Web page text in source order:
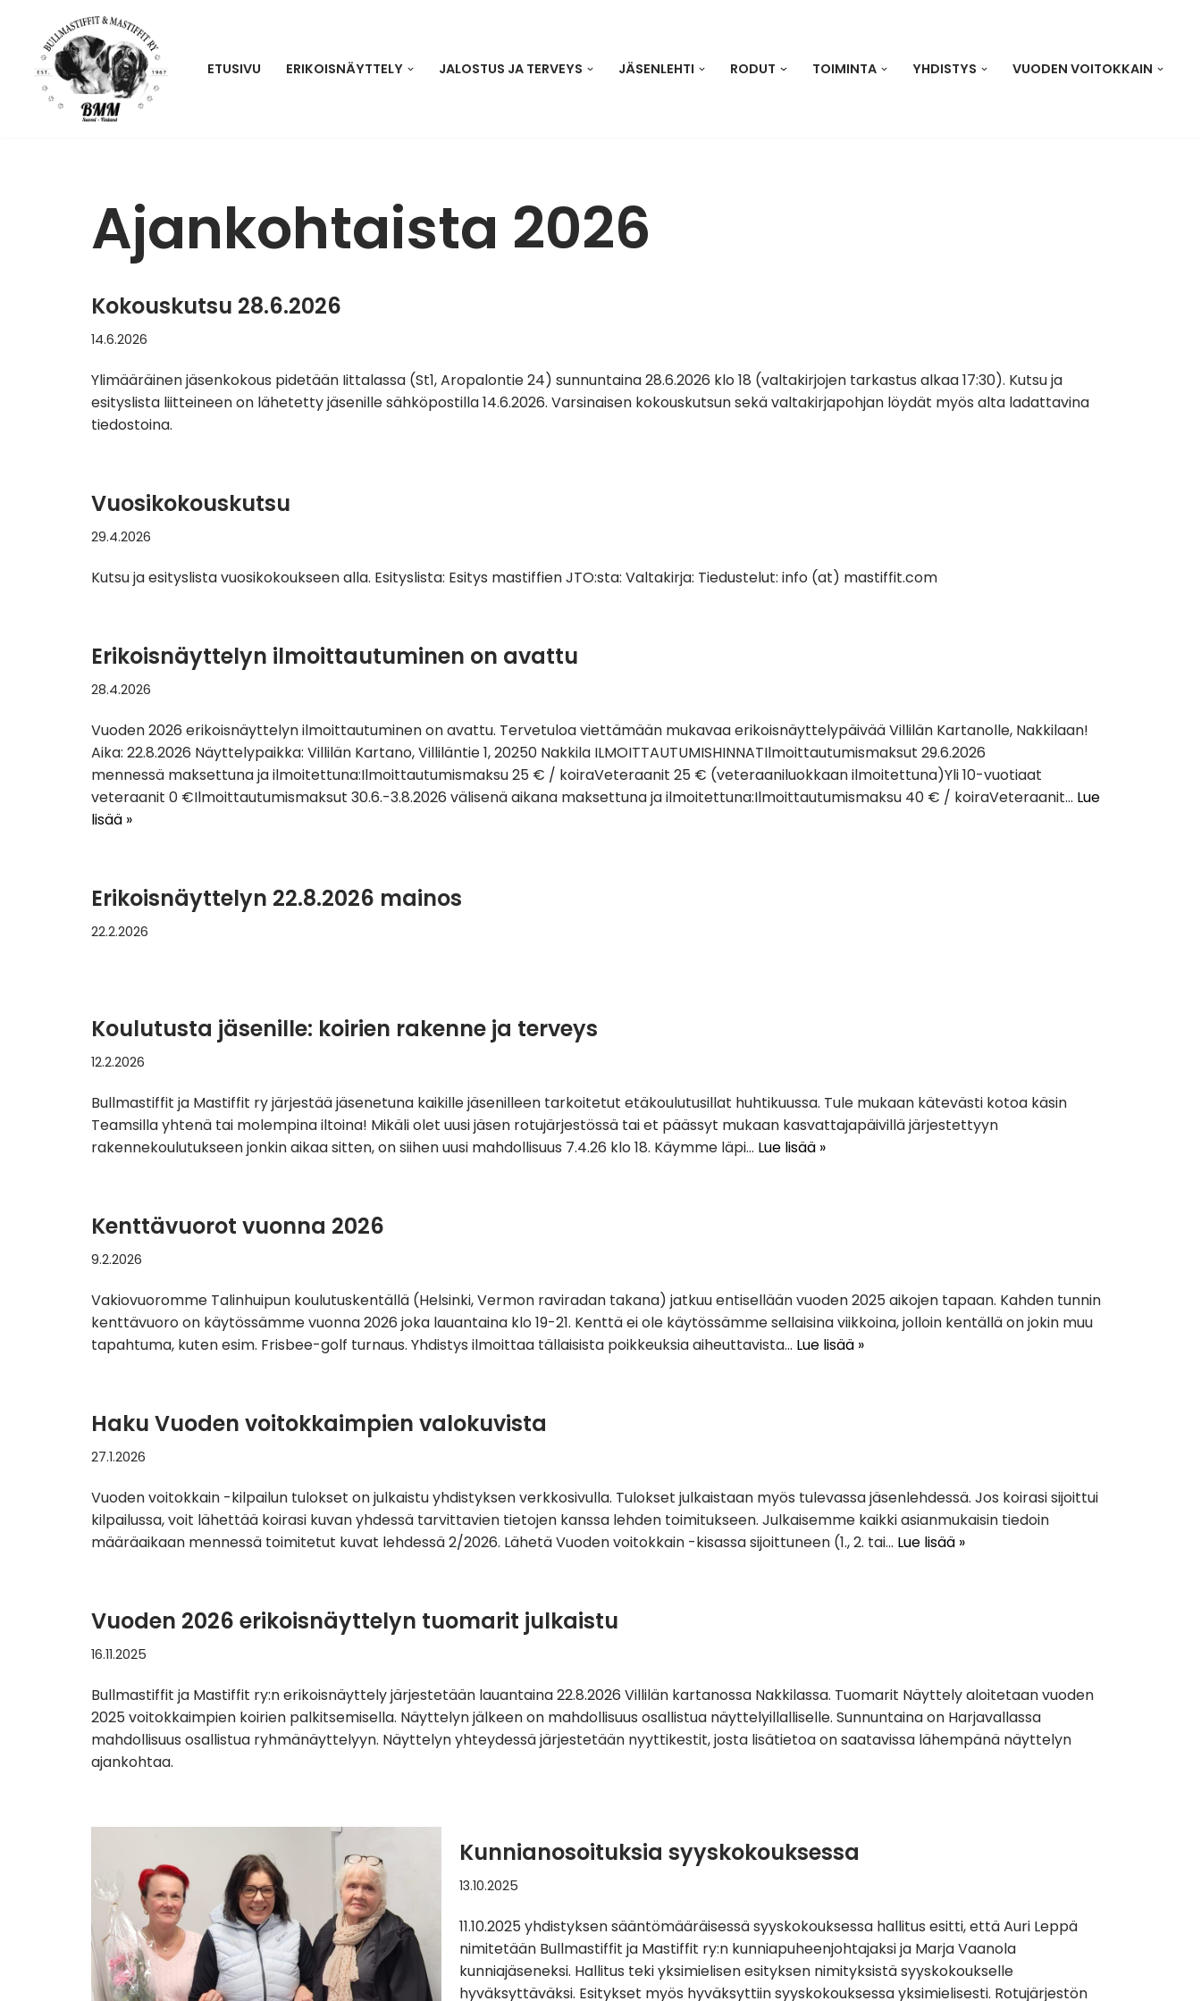
Siirry
suoraan
sisältöön
ETUSIVU ERIKOISNÄYTTELY JALOSTUS JA TERVEYS JÄSENLEHTI RODUT TOIMINTA YHDISTYS VUODEN VOITOKKAIN
Ajankohtaista 2026
Kokouskutsu 28.6.2026
14.6.2026
Ylimääräinen jäsenkokous pidetään Iittalassa (St1, Aropalontie 24) sunnuntaina 28.6.2026 klo 18 (valtakirjojen tarkastus alkaa 17:30). Kutsu ja
esityslista liitteineen on lähetetty jäsenille sähköpostilla 14.6.2026. Varsinaisen kokouskutsun sekä valtakirjapohjan löydät myös alta ladattavina
tiedostoina.
Vuosikokouskutsu
29.4.2026
Kutsu ja esityslista vuosikokoukseen alla. Esityslista: Esitys mastiffien JTO:sta: Valtakirja: Tiedustelut: info (at) mastiffit.com
Erikoisnäyttelyn ilmoittautuminen on avattu
28.4.2026
Vuoden 2026 erikoisnäyttelyn ilmoittautuminen on avattu. Tervetuloa viettämään mukavaa erikoisnäyttelypäivää Villilän Kartanolle, Nakkilaan!
Aika: 22.8.2026 Näyttelypaikka: Villilän Kartano, Villiläntie 1, 20250 Nakkila ILMOITTAUTUMISHINNATIlmoittautumismaksut 29.6.2026
mennessä maksettuna ja ilmoitettuna:Ilmoittautumismaksu 25 € / koiraVeteraanit 25 € (veteraaniluokkaan ilmoitettuna)Yli 10-vuotiaat
veteraanit 0 €Ilmoittautumismaksut 30.6.-3.8.2026 välisenä aikana maksettuna ja ilmoitettuna:Ilmoittautumismaksu 40 € / koiraVeteraanit… Lue
lisää »
Erikoisnäyttelyn 22.8.2026 mainos
22.2.2026
Koulutusta jäsenille: koirien rakenne ja terveys
12.2.2026
Bullmastiffit ja Mastiffit ry järjestää jäsenetuna kaikille jäsenilleen tarkoitetut etäkoulutusillat huhtikuussa. Tule mukaan kätevästi kotoa käsin
Teamsilla yhtenä tai molempina iltoina! Mikäli olet uusi jäsen rotujärjestössä tai et päässyt mukaan kasvattajapäivillä järjestettyyn
rakennekoulutukseen jonkin aikaa sitten, on siihen uusi mahdollisuus 7.4.26 klo 18. Käymme läpi… Lue lisää »
Kenttävuorot vuonna 2026
9.2.2026
Vakiovuoromme Talinhuipun koulutuskentällä (Helsinki, Vermon raviradan takana) jatkuu entisellään vuoden 2025 aikojen tapaan. Kahden tunnin
kenttävuoro on käytössämme vuonna 2026 joka lauantaina klo 19-21. Kenttä ei ole käytössämme sellaisina viikkoina, jolloin kentällä on jokin muu
tapahtuma, kuten esim. Frisbee-golf turnaus. Yhdistys ilmoittaa tällaisista poikkeuksia aiheuttavista… Lue lisää »
Haku Vuoden voitokkaimpien valokuvista
27.1.2026
Vuoden voitokkain -kilpailun tulokset on julkaistu yhdistyksen verkkosivulla. Tulokset julkaistaan myös tulevassa jäsenlehdessä. Jos koirasi sijoittui
kilpailussa, voit lähettää koirasi kuvan yhdessä tarvittavien tietojen kanssa lehden toimitukseen. Julkaisemme kaikki asianmukaisin tiedoin
määräaikaan mennessä toimitetut kuvat lehdessä 2/2026. Lähetä Vuoden voitokkain -kisassa sijoittuneen (1., 2. tai… Lue lisää »
Vuoden 2026 erikoisnäyttelyn tuomarit julkaistu
16.11.2025
Bullmastiffit ja Mastiffit ry:n erikoisnäyttely järjestetään lauantaina 22.8.2026 Villilän kartanossa Nakkilassa. Tuomarit Näyttely aloitetaan vuoden
2025 voitokkaimpien koirien palkitsemisella. Näyttelyn jälkeen on mahdollisuus osallistua näyttelyillalliselle. Sunnuntaina on Harjavallassa
mahdollisuus osallistua ryhmänäyttelyyn. Näyttelyn yhteydessä järjestetään nyyttikestit, josta lisätietoa on saatavissa lähempänä näyttelyn
ajankohtaa.
Kunnianosoituksia syyskokouksessa
13.10.2025
11.10.2025 yhdistyksen sääntömääräisessä syyskokouksessa hallitus esitti, että Auri Leppä
nimitetään Bullmastiffit ja Mastiffit ry:n kunniapuheenjohtajaksi ja Marja Vaanola
kunniajäseneksi. Hallitus teki yksimielisen esityksen nimityksistä syyskokoukselle
hyväksyttäväksi. Esitykset myös hyväksyttiin syyskokouksessa yksimielisesti. Rotujärjestön